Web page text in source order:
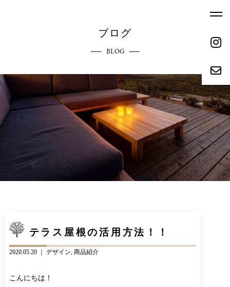
ホーム
HOME
エクステリアへのこだわり
COMMITMENT
参考価格
REFERENCE PRICE
施工実績
お問い合わせ ブログ
ブログ
BLOG
テラス屋根の活用方法！！
2020.05.20 ｜ デザイン 商品紹介
こんにちは！